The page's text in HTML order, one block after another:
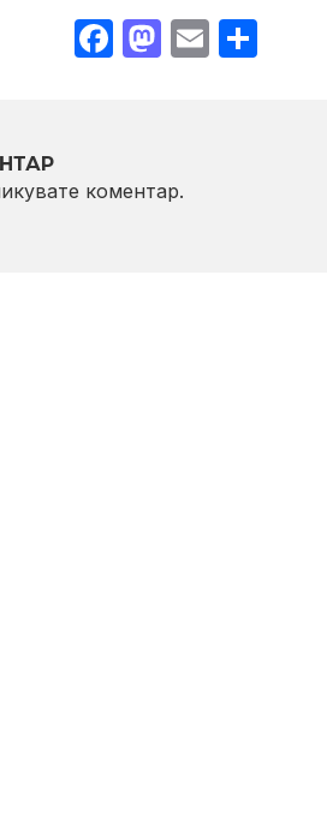
Facebook
Mastodon
Email
коментар.